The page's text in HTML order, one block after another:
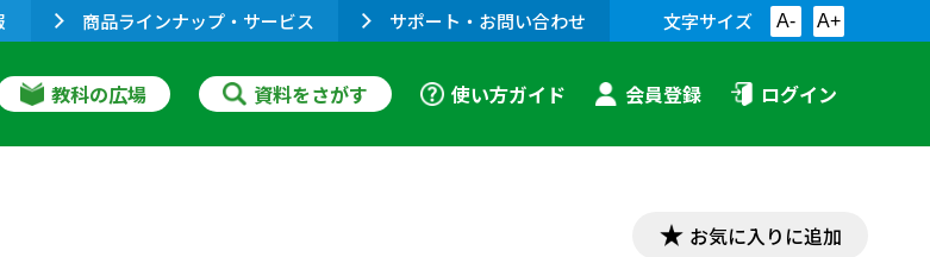
商品ラインナップ・サービス サポート・お問い合わせ 文字サイズ A- A+
教科の広場 資料をさがす 使い方ガイド 会員登録 ログイン
お気に入りに追加